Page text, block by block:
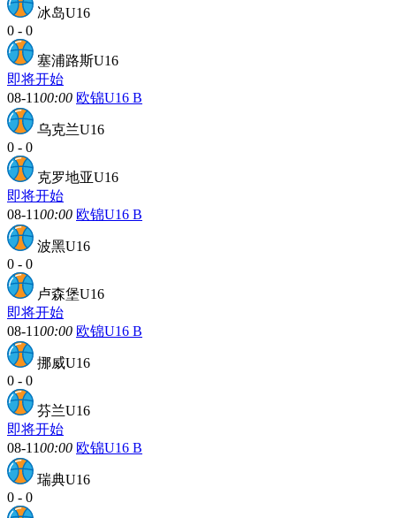
冰岛U16
0 - 0
塞浦路斯U16
即将开始
08-1100:00 欧锦U16 B
乌克兰U16
0 - 0
克罗地亚U16
即将开始
08-1100:00 欧锦U16 B
波黑U16
0 - 0
卢森堡U16
即将开始
08-1100:00 欧锦U16 B
挪威U16
0 - 0
芬兰U16
即将开始
08-1100:00 欧锦U16 B
瑞典U16
0 - 0